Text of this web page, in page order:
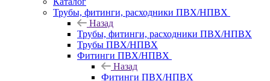
Трубы, фитинги, расходники ПВХ/НПВХ
Назад
Трубы, фитинги, расходники ПВХ/НПВХ
Трубы ПВХ/НПВХ
Фитинги ПВХ/НПВХ
Назад
Фитинги ПВХ/НПВХ